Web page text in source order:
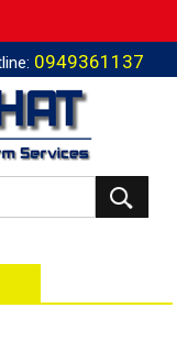
0949361137